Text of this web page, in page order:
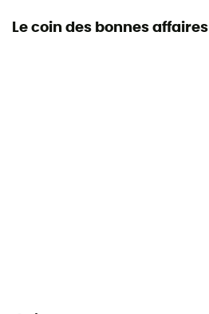
Le coin des bonnes affaires